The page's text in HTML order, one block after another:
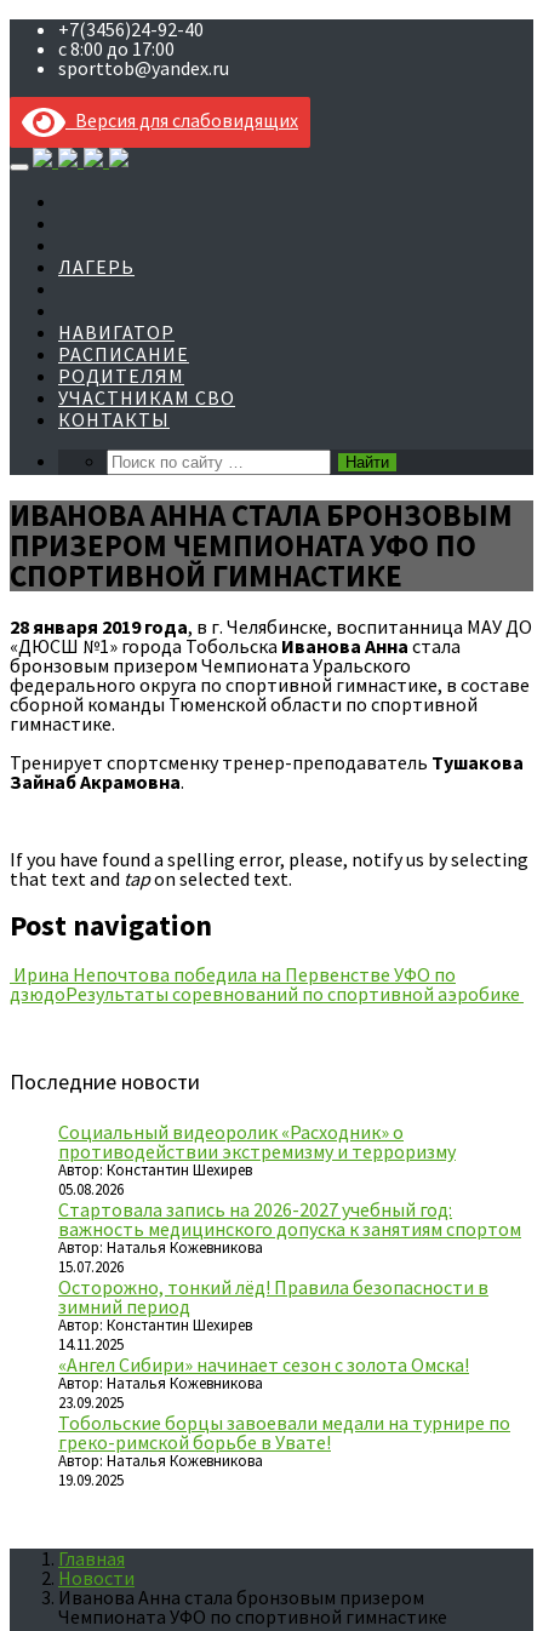
+7(3456)24-92-40
с 8:00 до 17:00
sporttob@yandex.ru
Версия для слабовидящих
Skip
to
content
ЛАГЕРЬ
НАВИГАТОР
РАСПИСАНИЕ
РОДИТЕЛЯМ
УЧАСТНИКАМ СВО
КОНТАКТЫ
ИВАНОВА АННА СТАЛА БРОНЗОВЫМ
ПРИЗЕРОМ ЧЕМПИОНАТА УФО ПО
СПОРТИВНОЙ ГИМНАСТИКЕ
28 января 2019 года, в г. Челябинске, воспитанница МАУ ДО
«ДЮСШ №1» города Тобольска Иванова Анна стала
бронзовым призером Чемпионата Уральского
федерального округа по спортивной гимнастике, в составе
сборной команды Тюменской области по спортивной
гимнастике.
Тренирует спортсменку тренер-преподаватель Тушакова
Зайнаб Акрамовна.
If you have found a spelling error, please, notify us by selecting
that text and tapon selected text.
Post navigation
Ирина Непочтова победила на Первенстве УФО по
дзюдоРезультаты соревнований по спортивной аэробике
Последние новости
Социальный видеоролик «Расходник» о
противодействии экстремизму и терроризму
Автор: Константин Шехирев
05.08.2026
Стартовала запись на 2026-2027 учебный год:
важность медицинского допуска к занятиям спортом
Автор: Наталья Кожевникова
15.07.2026
Осторожно, тонкий лёд! Правила безопасности в
зимний период
Автор: Константин Шехирев
14.11.2025
«Ангел Сибири» начинает сезон с золота Омска!
Автор: Наталья Кожевникова
23.09.2025
Тобольские борцы завоевали медали на турнире по
греко-римской борьбе в Увате!
Автор: Наталья Кожевникова
19.09.2025
Главная
Новости
Иванова Анна стала бронзовым призером
Чемпионата УФО по спортивной гимнастике